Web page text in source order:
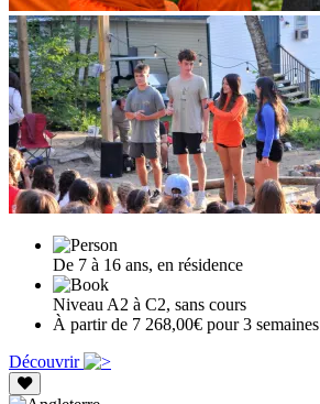
De 7 à 16 ans, en résidence
Niveau A2 à C2, sans cours
À partir de 7 268,00€ pour 3 semaines
Découvrir